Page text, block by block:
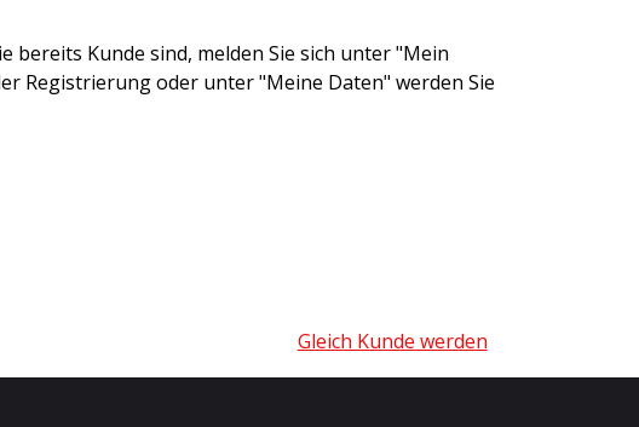
bereits Kunde sind, melden Sie sich unter "Mein
Registrierung oder unter "Meine Daten" werden Sie
Gleich Kunde werden